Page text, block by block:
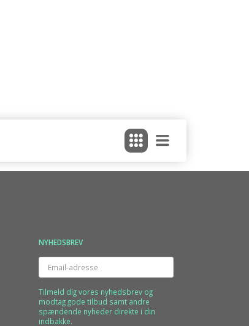
NYHEDSBREV
Email-
adresse
Tilmeld dig vores nyhedsbrev og
modtag gode tilbud samt andre
spændende nyheder direkte i din
indbakke.